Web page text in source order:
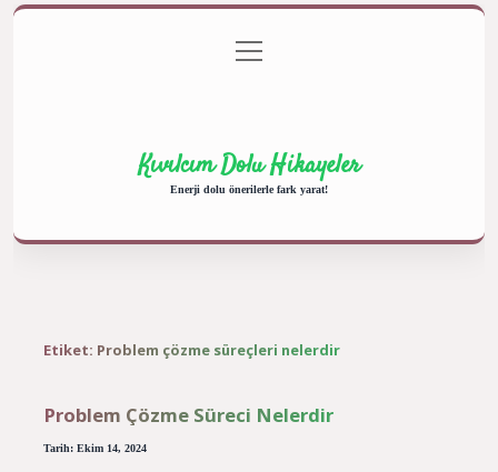
Gizlilik Politikası
menüyü
aç
Kıvılcım Dolu Hikayeler
Enerji dolu önerilerle fark yarat!
Etiket: Problem çözme süreçleri nelerdir
Problem Çözme Süreci Nelerdir
Tarih: Ekim 14, 2024